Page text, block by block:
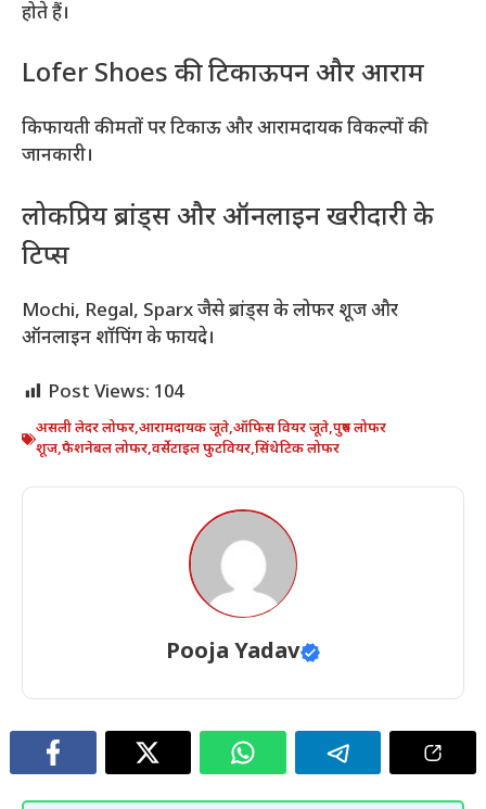
होते हैं।
Lofer Shoes की टिकाऊपन और आराम
किफायती कीमतों पर टिकाऊ और आरामदायक विकल्पों की
जानकारी।
लोकप्रिय ब्रांड्स और ऑनलाइन खरीदारी के
टिप्स
Mochi, Regal, Sparx जैसे ब्रांड्स के लोफर शूज और
ऑनलाइन शॉपिंग के फायदे।
Post Views: 104
असली लेदर लोफर,आरामदायक जूते,ऑफिस वियर जूते,पुरुष लोफर
शूज,फैशनेबल लोफर,वर्सेटाइल फुटवियर,सिंथेटिक लोफर
Pooja Yadav